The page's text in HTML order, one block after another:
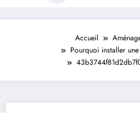
Accueil
Pourquoi installer